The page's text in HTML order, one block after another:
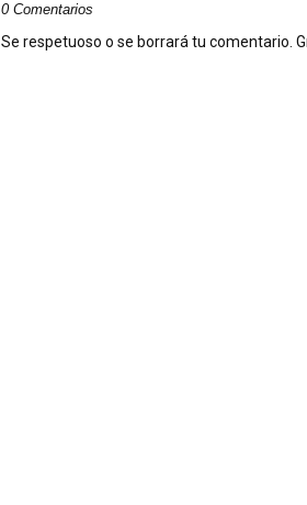
0 Comentarios
Se respetuoso o se borrará tu comentario.